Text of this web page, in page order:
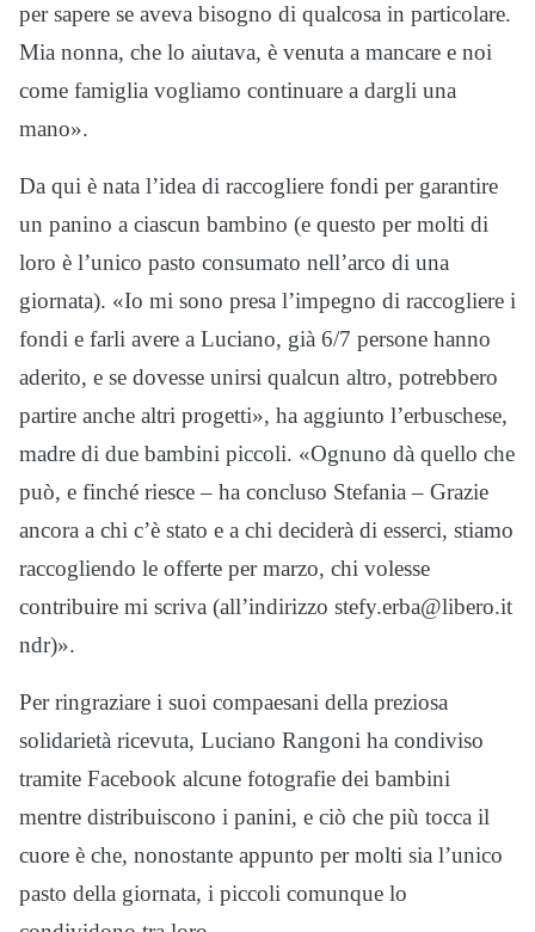
per sapere se aveva bisogno di qualcosa in particolare.
Mia nonna, che lo aiutava, è venuta a mancare e noi
come famiglia vogliamo continuare a dargli una
mano».
Da qui è nata l’idea di raccogliere fondi per garantire
un panino a ciascun bambino (e questo per molti di
loro è l’unico pasto consumato nell’arco di una
giornata). «Io mi sono presa l’impegno di raccogliere i
fondi e farli avere a Luciano, già 6/7 persone hanno
aderito, e se dovesse unirsi qualcun altro, potrebbero
partire anche altri progetti», ha aggiunto l’erbuschese,
madre di due bambini piccoli. «Ognuno dà quello che
può, e finché riesce – ha concluso Stefania – Grazie
ancora a chi c’è stato e a chi deciderà di esserci, stiamo
raccogliendo le offerte per marzo, chi volesse
contribuire mi scriva (all’indirizzo stefy.erba@libero.it
ndr)».
Per ringraziare i suoi compaesani della preziosa
solidarietà ricevuta, Luciano Rangoni ha condiviso
tramite Facebook alcune fotografie dei bambini
mentre distribuiscono i panini, e ciò che più tocca il
cuore è che, nonostante appunto per molti sia l’unico
pasto della giornata, i piccoli comunque lo